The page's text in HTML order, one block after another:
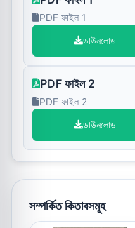
PDF ফাইল 1
ডাউনলোড
PDF ফাইল 2
PDF ফাইল 2
ডাউনলোড
সম্পর্কিত কিতাবসমূহ